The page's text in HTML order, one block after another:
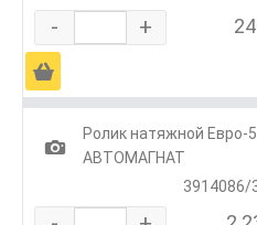
- +
Ä
1
Ролик натяжной Евро-
АВТОМАГНАТ
3914086/